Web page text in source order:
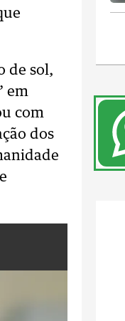
de sol,
em
com
dos